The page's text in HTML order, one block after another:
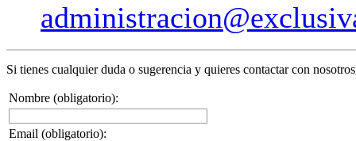
Si tienes cualquier duda o sugerencia y quieres contactar con
Nombre (obligatorio):
Email (obligatorio):